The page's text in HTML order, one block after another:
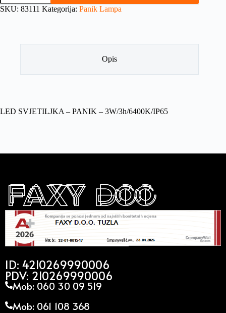
SKU: 83111 Kategorija: Panik Lampa
Opis
LED SVJETILJKA – PANIK – 3W/3h/6400K/IP65
ID: 4210269990006
PDV: 210269990006
Mob: 060 30 09 519
Mob: 061 108 368